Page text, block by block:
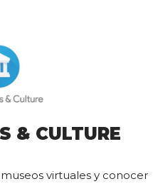
& CULTURE
virtuales y conocer